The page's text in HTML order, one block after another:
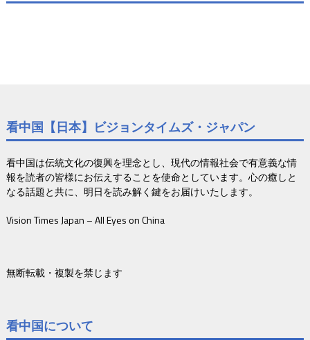
看中国【日本】ビジョンタイムズ・ジャパン
看中国は伝統文化の復興を理念とし、現代の情報社会で有意義な情
報を読者の皆様にお伝えすることを使命としています。心の癒しと
なる話題と共に、明日を読み解く鍵をお届けいたします。
Vision Times Japan – All Eyes on China
無断転載・複製を禁じます
看中国について